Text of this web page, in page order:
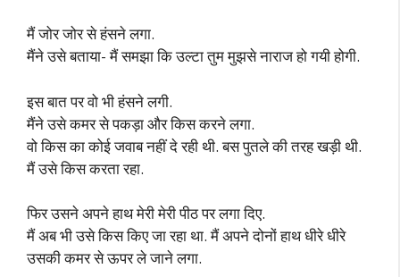
मैं जोर जोर से हंसने लगा.
मैंने उसे बताया- मैं समझा कि उल्टा तुम मुझसे नाराज हो गयी होगी.
इस बात पर वो भी हंसने लगी.
मैंने उसे कमर से पकड़ा और किस करने लगा.
वो किस का कोई जवाब नहीं दे रही थी. बस पुतले की तरह खड़ी थी.
मैं उसे किस करता रहा.
फिर उसने अपने हाथ मेरी मेरी पीठ पर लगा दिए.
मैं अब भी उसे किस किए जा रहा था. मैं अपने दोनों हाथ धीरे धीरे
उसकी कमर से ऊपर ले जाने लगा.